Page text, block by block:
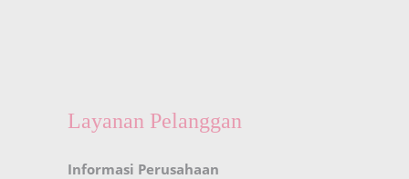
Layanan Pelanggan
Informasi Perusahaan